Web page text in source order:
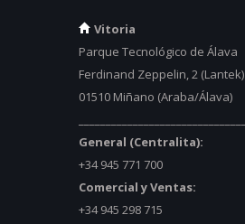
Vitoria
Parque Tecnológico de Álava
Ferdinand Zeppelin, 2 (Lantek)
01510 Miñano (Araba/Álava)
General (Centralita):
+34 945 771 700
Comercial y Ventas:
+34 945 298 715